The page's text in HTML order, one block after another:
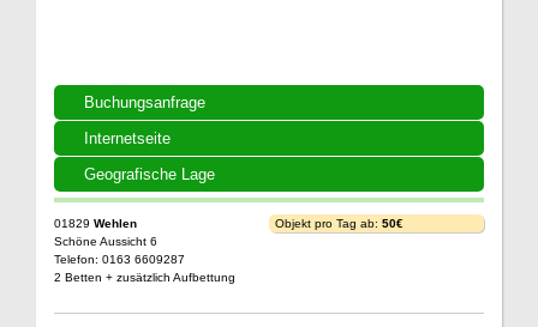
Buchungsanfrage
Internetseite
Geografische Lage
01829 Wehlen
Schöne Aussicht 6
Telefon: 0163 6609287
2 Betten + zusätzlich Aufbettung
Objekt pro Tag ab: 50€